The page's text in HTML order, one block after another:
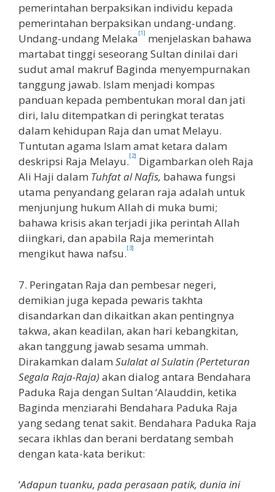
pemerintahan berpaksikan individu kepada
pemerintahan berpaksikan undang-undang.
Undang-undang Melaka [1] menjelaskan bahawa
martabat tinggi seseorang Sultan dinilai dari
sudut amal makruf Baginda menyempurnakan
tanggung jawab. Islam menjadi kompas
panduan kepada pembentukan moral dan jati
diri, lalu ditempatkan di peringkat teratas
dalam kehidupan Raja dan umat Melayu.
Tuntutan agama Islam amat ketara dalam
deskripsi Raja Melayu.[2] Digambarkan oleh Raja
Ali Haji dalam Tuhfat al Nafis, bahawa fungsi
utama penyandang gelaran raja adalah untuk
menjunjung hukum Allah di muka bumi;
bahawa krisis akan terjadi jika perintah Allah
diingkari, dan apabila Raja memerintah
mengikut hawa nafsu.[3]
7. Peringatan Raja dan pembesar negeri,
demikian juga kepada pewaris takhta
disandarkan dan dikaitkan akan pentingnya
takwa, akan keadilan, akan hari kebangkitan,
akan tanggung jawab sesama ummah.
Dirakamkan dalam Sulalat al Sulatin (Perteturan
Segala Raja-Raja)akan dialog antara Bendahara
Paduka Raja dengan Sultan ‘Alauddin, ketika
Baginda menziarahi Bendahara Paduka Raja
yang sedang tenat sakit. Bendahara Paduka Raja
secara ikhlas dan berani berdatang sembah
dengan kata-kata berikut:
‘Adapun tuanku, pada perasaan patik, dunia ini